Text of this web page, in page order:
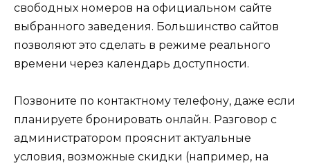
свободных номеров на официальном сайте
выбранного заведения. Большинство сайтов
позволяют это сделать в режиме реального
времени через календарь доступности.
Позвоните по контактному телефону, даже если
планируете бронировать онлайн. Разговор с
администратором прояснит актуальные
условия, возможные скидки (например, на